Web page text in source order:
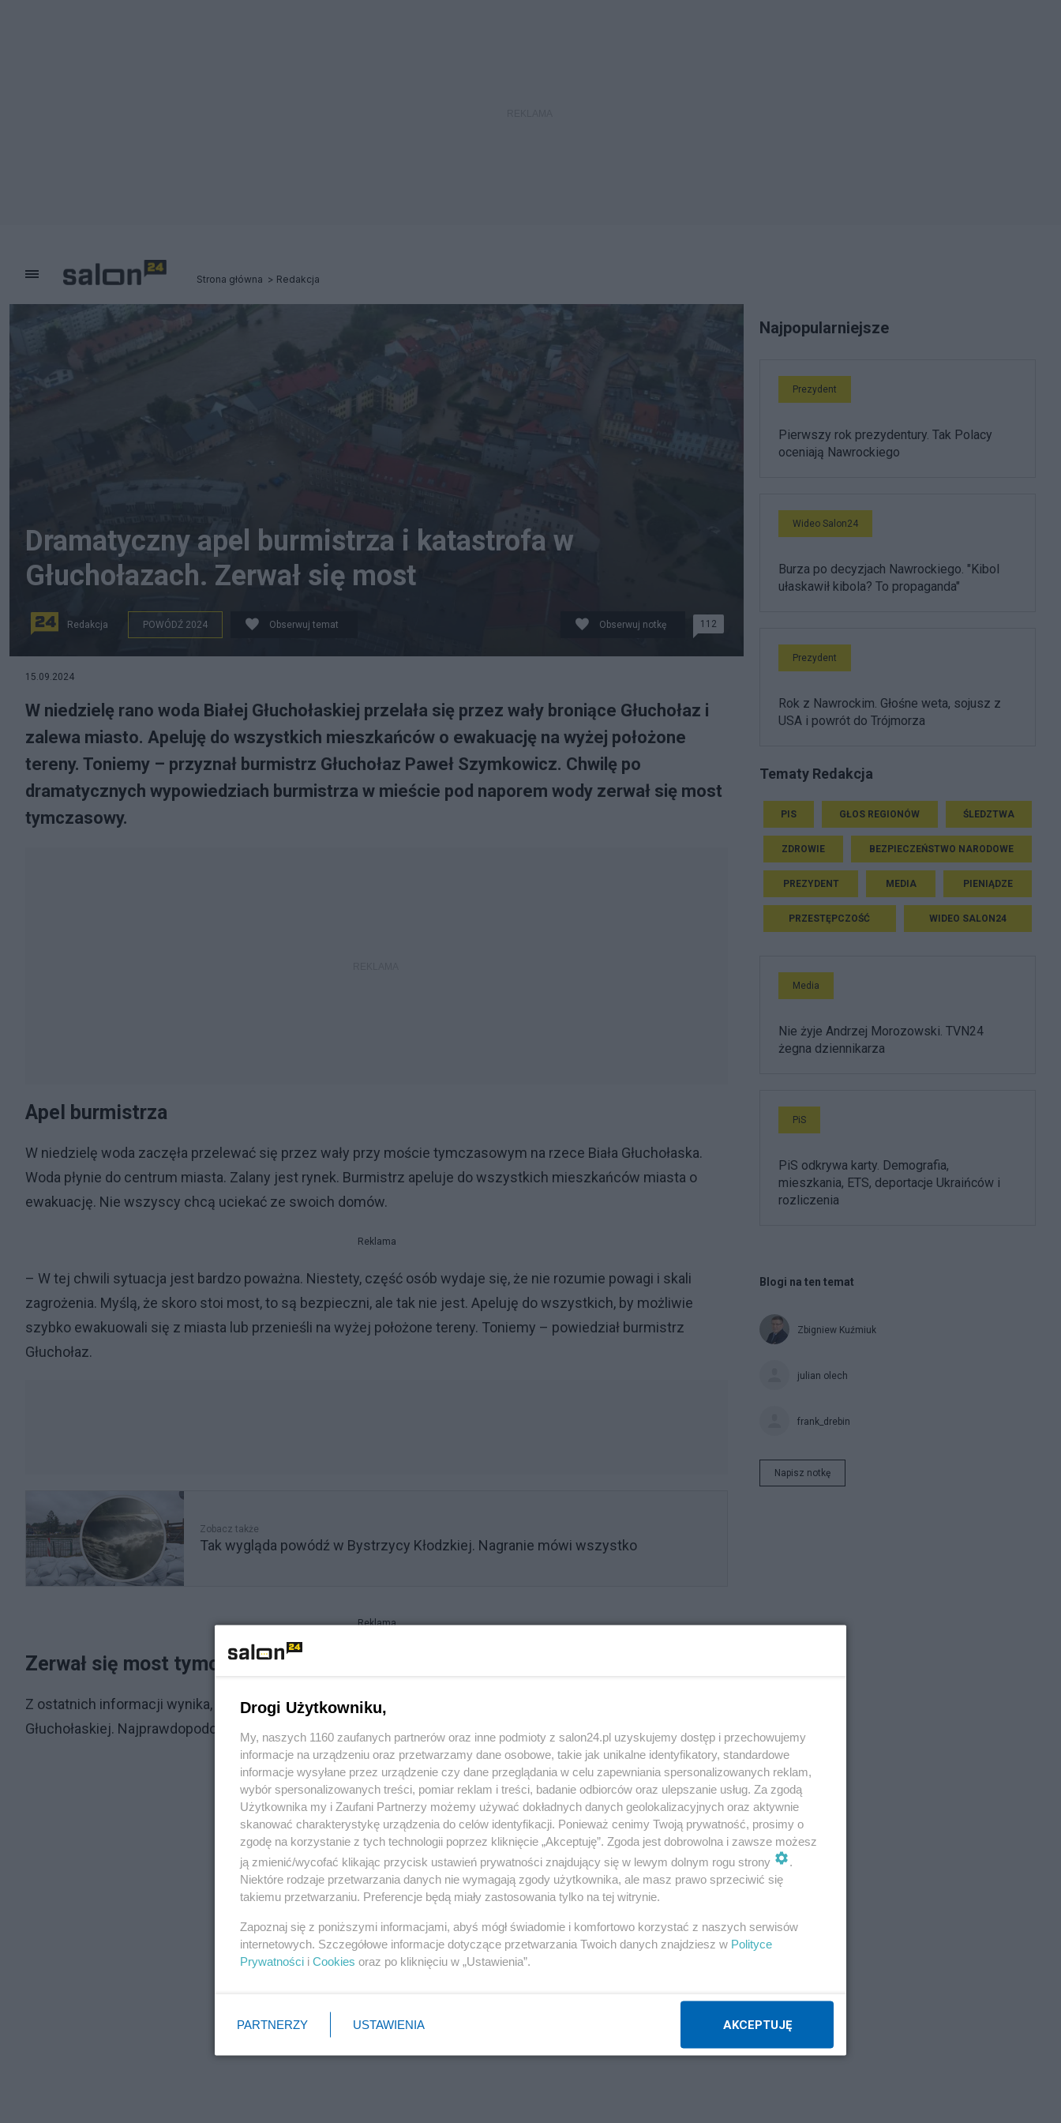
Strona główna Redakcja
Dramatyczny apel burmistrza i katastrofa w
Głuchołazach. Zerwał się most
Redakcja POWÓDŹ 2024 Obserwuj temat Obserwuj notkę 112
15.09.2024
W niedzielę rano woda Białej Głuchołaskiej przelała się przez wały broniące Głuchołaz i
zalewa miasto. Apeluję do wszystkich mieszkańców o ewakuację na wyżej położone
tereny. Toniemy – przyznał burmistrz Głuchołaz Paweł Szymkowicz. Chwilę po
dramatycznych wypowiedziach burmistrza w mieście pod naporem wody zerwał się most
tymczasowy.
Apel burmistrza
W niedzielę woda zaczęła przelewać się przez wały przy moście tymczasowym na rzece Biała Głuchołaska.
Woda płynie do centrum miasta. Zalany jest rynek. Burmistrz apeluje do wszystkich mieszkańców miasta o
ewakuację. Nie wszyscy chcą uciekać ze swoich domów.
Reklama
– W tej chwili sytuacja jest bardzo poważna. Niestety, część osób wydaje się, że nie rozumie powagi i skali
zagrożenia. Myślą, że skoro stoi most, to są bezpieczni, ale tak nie jest. Apeluję do wszystkich, by możliwie
szybko ewakuowali się z miasta lub przenieśli na wyżej położone tereny. Toniemy – powiedział burmistrz
Głuchołaz.
Zobacz także
Tak wygląda powódź w Bystrzycy Kłodzkiej. Nagranie mówi wszystko
Reklama
Zerwał się most tymczasowy
Z ostatnich informacji wynika, że w Głuchołazach pod naporem wody zerwał się most tymczasowy na Białej
Głuchołaskiej. Najprawdopodobniej uszkodzeniu uległa także budowana w sąsiedztwie przeprawa.
Najpopularniejsze
Prezydent
Pierwszy rok prezydentury. Tak Polacy
oceniają Nawrockiego
Wideo Salon24
Burza po decyzjach Nawrockiego. "Kibol
ułaskawił kibola? To propaganda"
Prezydent
Rok z Nawrockim. Głośne weta, sojusz z
USA i powrót do Trójmorza
Tematy Redakcja
PIS GŁOS REGIONÓW ŚLEDZTWA
ZDROWIE BEZPIECZEŃSTWO NARODOWE
PREZYDENT MEDIA PIENIĄDZE
PRZESTĘPCZOŚĆ WIDEO SALON24
Media
Nie żyje Andrzej Morozowski. TVN24
żegna dziennikarza
PiS
PiS odkrywa karty. Demografia,
mieszkania, ETS, deportacje Ukraińców i
rozliczenia
Blogi na ten temat
Zbigniew Kuźmiuk
julian olech
frank_drebin
Napisz notkę
Drogi Użytkowniku,
My, naszych 1160 zaufanych partnerów oraz inne podmioty z salon24.pl uzyskujemy dostęp i przechowujemy
informacje na urządzeniu oraz przetwarzamy dane osobowe, takie jak unikalne identyfikatory, standardowe
informacje wysyłane przez urządzenie czy dane przeglądania w celu zapewniania spersonalizowanych reklam,
wybór spersonalizowanych treści, pomiar reklam i treści, badanie odbiorców oraz ulepszanie usług. Za zgodą
Użytkownika my i Zaufani Partnerzy możemy używać dokładnych danych geolokalizacyjnych oraz aktywnie
skanować charakterystykę urządzenia do celów identyfikacji. Ponieważ cenimy Twoją prywatność, prosimy o
zgodę na korzystanie z tych technologii poprzez kliknięcie „Akceptuję”. Zgoda jest dobrowolna i zawsze możesz
ją zmienić/wycofać klikając przycisk ustawień prywatności znajdujący się w lewym dolnym rogu strony
.
Niektóre rodzaje przetwarzania danych nie wymagają zgody użytkownika, ale masz prawo sprzeciwić się
takiemu przetwarzaniu. Preferencje będą miały zastosowania tylko na tej witrynie.
Zapoznaj się z poniższymi informacjami, abyś mógł świadomie i komfortowo korzystać z naszych serwisów
internetowych. Szczegółowe informacje dotyczące przetwarzania Twoich danych znajdziesz w Polityce
Prywatności i Cookies oraz po kliknięciu w „Ustawienia”.
PARTNERZY USTAWIENIA AKCEPTUJĘ